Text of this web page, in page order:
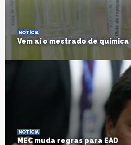
NOTÍCIA
Vem aí o mestrado de química
NOTÍCIA
MEC muda regras para EAD